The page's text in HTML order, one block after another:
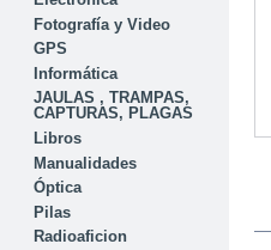
Fotografía y Video
GPS
Informática
JAULAS , TRAMPAS,
CAPTURAS, PLAGAS
Libros
Manualidades
Óptica
Pilas
Radioaficion